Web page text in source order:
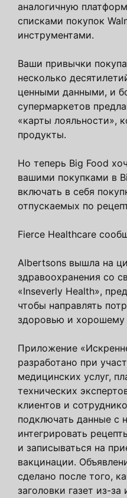
аналогичную
списками покупок
инструментами.
Ваши привычки
несколько
ценными данными, и
супермаркетов
«карты лояльности»,
продукты.
Но теперь Big Food
вашими покупками в
включать в себя
отпускаемых по
Fierce Healthcare
Albertsons вышла на
здравоохранения со
«Inseverly Health»,
чтобы направлять
здоровью и хорошему
Приложение
разработано при
медицинских услуг,
технических
клиентов и
подключать данные с
интегрировать
и записываться на
вакцинации.
сделано после того,
заголовки газет из-